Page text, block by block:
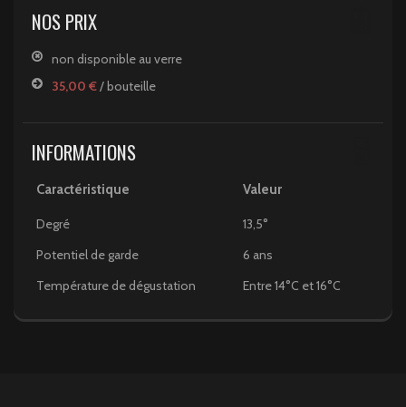
NOS PRIX
non disponible au verre
35,00 €/ bouteille
INFORMATIONS
Caractéristique Valeur
Degré
13,5°
Potentiel de garde
6 ans
Température de dégustation
Entre 14°C et 16°C